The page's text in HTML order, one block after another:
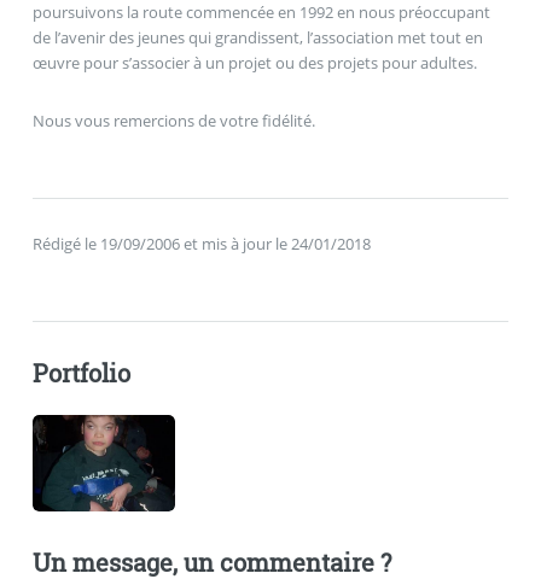
poursuivons la route commencée en 1992 en nous préoccupant
de l’avenir des jeunes qui grandissent, l’association met tout en
œuvre pour s’associer à un projet ou des projets pour adultes.
Nous vous remercions de votre fidélité.
Rédigé le 19/09/2006 et mis à jour le 24/01/2018
Portfolio
Un message, un commentaire ?